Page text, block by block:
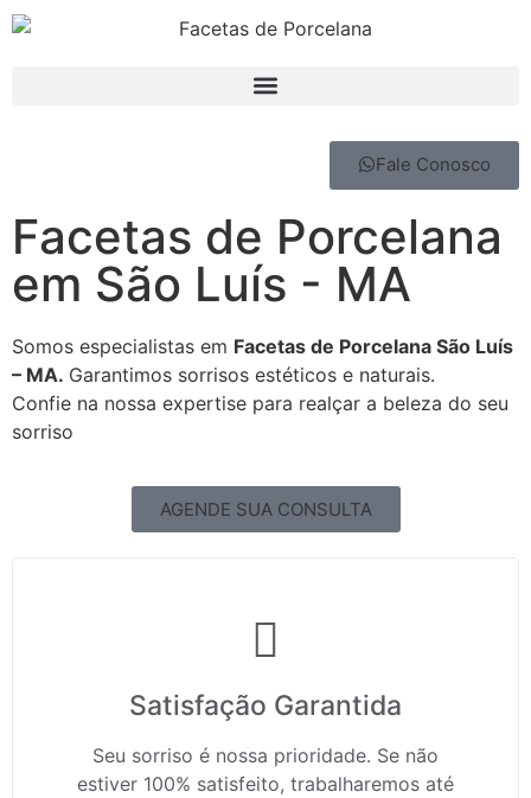
Fale Conosco
Facetas de Porcelana
em São Luís - MA
Somos especialistas em Facetas de Porcelana São Luís
– MA. Garantimos sorrisos estéticos e naturais.
Confie na nossa expertise para realçar a beleza do seu
sorriso
AGENDE SUA CONSULTA
Satisfação Garantida
Seu sorriso é nossa prioridade. Se não
estiver 100% satisfeito, trabalharemos até